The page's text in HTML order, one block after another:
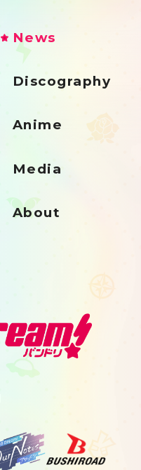
News
Discography
Anime
Media
About